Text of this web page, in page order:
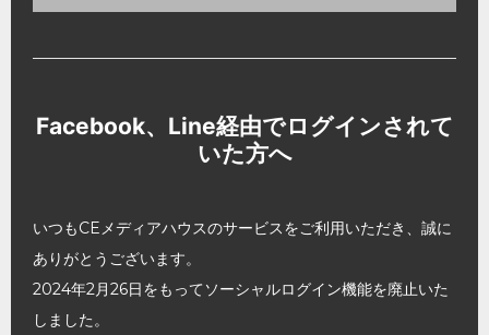
Facebook、Line経由でログインされて
いた方へ
いつもCEメディアハウスのサービスをご利用いただき、誠に
ありがとうございます。
2024年2月26日をもってソーシャルログイン機能を廃止いた
しました。